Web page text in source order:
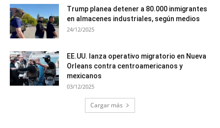
Trump planea detener a 80.000 inmigrantes
en almacenes industriales, según medios
24/12/2025
EE.UU. lanza operativo migratorio en Nueva
Orleans contra centroamericanos y
mexicanos
03/12/2025
Cargar más